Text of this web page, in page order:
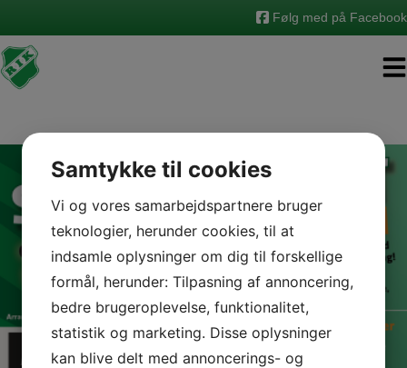
indholdet
Følg med på Facebook
Samtykke til cookies
Vi og vores samarbejdspartnere bruger
teknologier, herunder cookies, til at
indsamle oplysninger om dig til forskellige
formål, herunder: Tilpasning af annoncering,
bedre brugeroplevelse, funktionalitet,
statistik og marketing. Disse oplysninger
kan blive delt med annoncerings- og